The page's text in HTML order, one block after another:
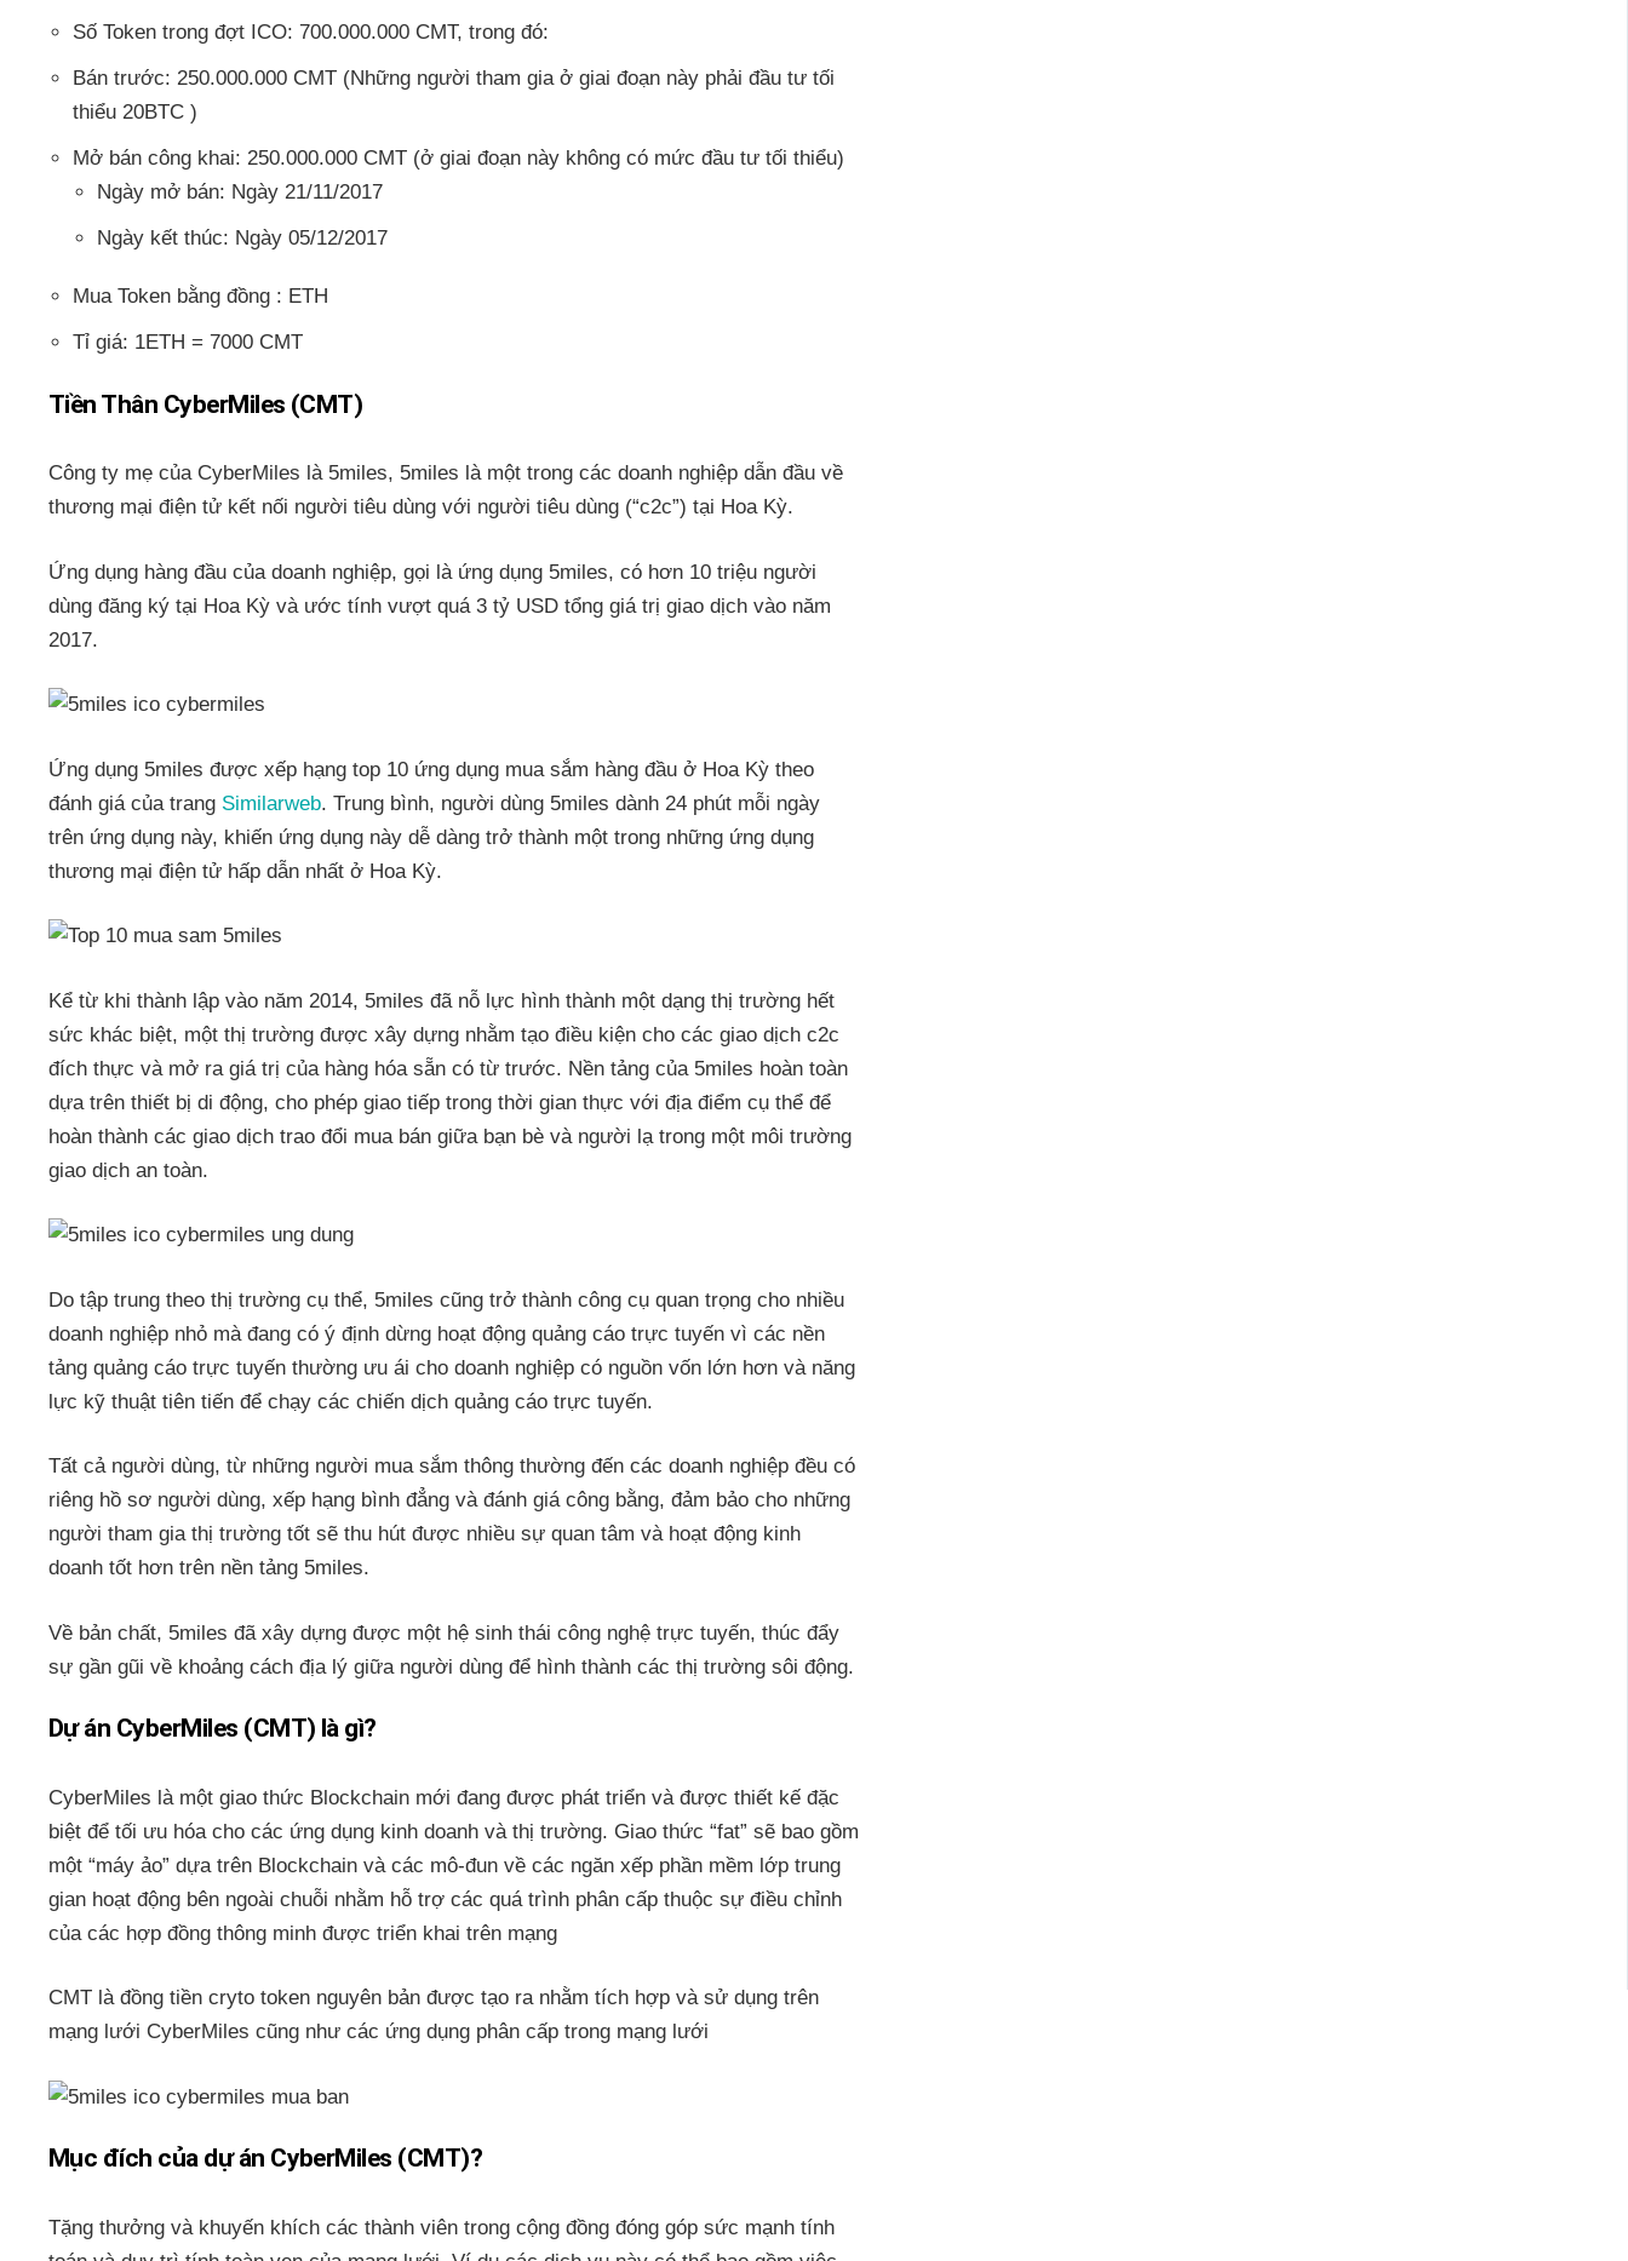
Số Token trong đợt ICO: 700.000.000 CMT, trong đó:
Bán trước: 250.000.000 CMT (Những người tham gia ở giai đoạn này phải đầu tư tối
thiểu 20BTC )
Mở bán công khai: 250.000.000 CMT (ở giai đoạn này không có mức đầu tư tối thiểu)
Ngày mở bán: Ngày 21/11/2017
Ngày kết thúc: Ngày 05/12/2017
Mua Token bằng đồng : ETH
Tỉ giá: 1ETH = 7000 CMT
Tiền Thân CyberMiles (CMT)
Công ty mẹ của CyberMiles là 5miles, 5miles là một trong các doanh nghiệp dẫn đầu về
thương mại điện tử kết nối người tiêu dùng với người tiêu dùng (“c2c”) tại Hoa Kỳ.
Ứng dụng hàng đầu của doanh nghiệp, gọi là ứng dụng 5miles, có hơn 10 triệu người
dùng đăng ký tại Hoa Kỳ và ước tính vượt quá 3 tỷ USD tổng giá trị giao dịch vào năm
2017.
Ứng dụng 5miles được xếp hạng top 10 ứng dụng mua sắm hàng đầu ở Hoa Kỳ theo
đánh giá của trang Similarweb. Trung bình, người dùng 5miles dành 24 phút mỗi ngày
trên ứng dụng này, khiến ứng dụng này dễ dàng trở thành một trong những ứng dụng
thương mại điện tử hấp dẫn nhất ở Hoa Kỳ.
Kể từ khi thành lập vào năm 2014, 5miles đã nỗ lực hình thành một dạng thị trường hết
sức khác biệt, một thị trường được xây dựng nhằm tạo điều kiện cho các giao dịch c2c
đích thực và mở ra giá trị của hàng hóa sẵn có từ trước. Nền tảng của 5miles hoàn toàn
dựa trên thiết bị di động, cho phép giao tiếp trong thời gian thực với địa điểm cụ thể để
hoàn thành các giao dịch trao đổi mua bán giữa bạn bè và người lạ trong một môi trường
giao dịch an toàn.
Do tập trung theo thị trường cụ thể, 5miles cũng trở thành công cụ quan trọng cho nhiều
doanh nghiệp nhỏ mà đang có ý định dừng hoạt động quảng cáo trực tuyến vì các nền
tảng quảng cáo trực tuyến thường ưu ái cho doanh nghiệp có nguồn vốn lớn hơn và năng
lực kỹ thuật tiên tiến để chạy các chiến dịch quảng cáo trực tuyến.
Tất cả người dùng, từ những người mua sắm thông thường đến các doanh nghiệp đều có
riêng hồ sơ người dùng, xếp hạng bình đẳng và đánh giá công bằng, đảm bảo cho những
người tham gia thị trường tốt sẽ thu hút được nhiều sự quan tâm và hoạt động kinh
doanh tốt hơn trên nền tảng 5miles.
Về bản chất, 5miles đã xây dựng được một hệ sinh thái công nghệ trực tuyến, thúc đẩy
sự gần gũi về khoảng cách địa lý giữa người dùng để hình thành các thị trường sôi động.
Dự án CyberMiles (CMT) là gì?
CyberMiles là một giao thức Blockchain mới đang được phát triển và được thiết kế đặc
biệt để tối ưu hóa cho các ứng dụng kinh doanh và thị trường. Giao thức “fat” sẽ bao gồm
một “máy ảo” dựa trên Blockchain và các mô-đun về các ngăn xếp phần mềm lớp trung
gian hoạt động bên ngoài chuỗi nhằm hỗ trợ các quá trình phân cấp thuộc sự điều chỉnh
của các hợp đồng thông minh được triển khai trên mạng
CMT là đồng tiền cryto token nguyên bản được tạo ra nhằm tích hợp và sử dụng trên
mạng lưới CyberMiles cũng như các ứng dụng phân cấp trong mạng lưới
Mục đích của dự án CyberMiles (CMT)?
Tặng thưởng và khuyến khích các thành viên trong cộng đồng đóng góp sức mạnh tính